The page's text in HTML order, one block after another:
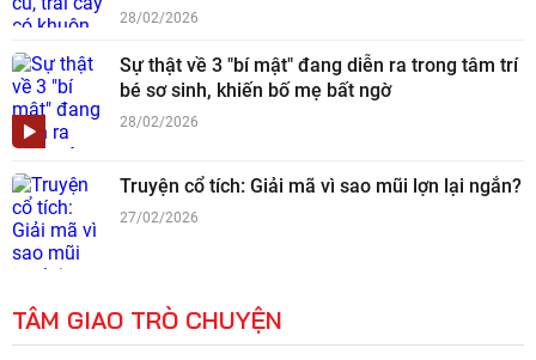
28/02/2026
Sự thật về 3 "bí mật" đang diễn ra trong tâm trí
bé sơ sinh, khiến bố mẹ bất ngờ
28/02/2026
Truyện cổ tích: Giải mã vì sao mũi lợn lại ngắn?
27/02/2026
TÂM GIAO TRÒ CHUYỆN